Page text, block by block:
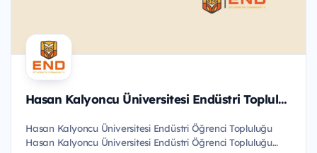
Hasan Kalyoncu Üniversitesi Endüstri Topluluğu
Hasan Kalyoncu Üniversitesi Endüstri Öğrenci Topluluğu
Hasan Kalyoncu Üniversitesi Endüstri Öğrenci Topluluğu